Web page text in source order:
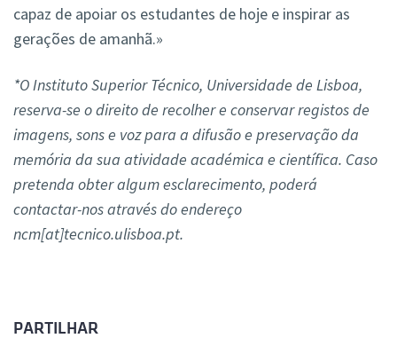
capaz de apoiar os estudantes de hoje e inspirar as
gerações de amanhã.»
*O Instituto Superior Técnico, Universidade de Lisboa,
reserva-se o direito de recolher e conservar registos de
imagens, sons e voz para a difusão e preservação da
memória da sua atividade académica e científica. Caso
pretenda obter algum esclarecimento, poderá
contactar-nos através do endereço
ncm[at]tecnico.ulisboa.pt.
PARTILHAR